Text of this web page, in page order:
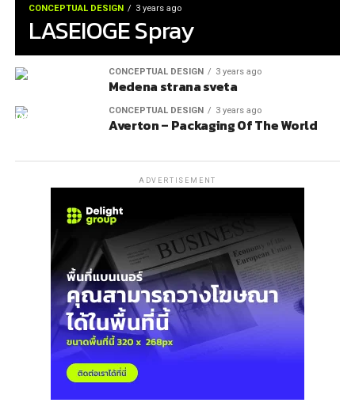
CONCEPTUAL DESIGN 3 years ago
LASEIOGE Spray
CONCEPTUAL DESIGN 3 years ago
Medena strana sveta
CONCEPTUAL DESIGN 3 years ago
Averton – Packaging Of The World
ADVERTISEMENT